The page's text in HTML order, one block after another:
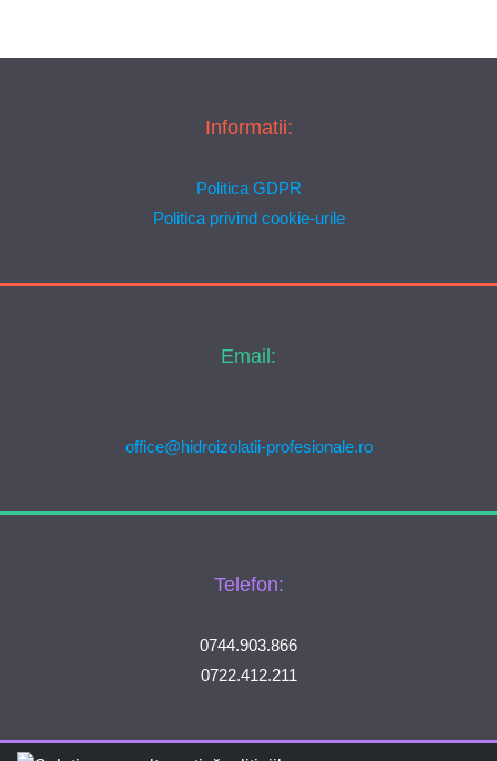
Informatii:
Politica GDPR
Politica privind cookie-urile
Email:
office@hidroizolatii-profesionale.ro
Telefon:
0744.903.866
0722.412.211